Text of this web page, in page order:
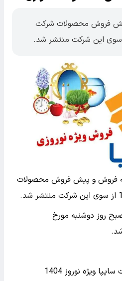
فروش محصولات شرکت
فروش و پیش فروش محصولات
بخشنامه از ساعت 10 صبح روز دوشنبه مورخ